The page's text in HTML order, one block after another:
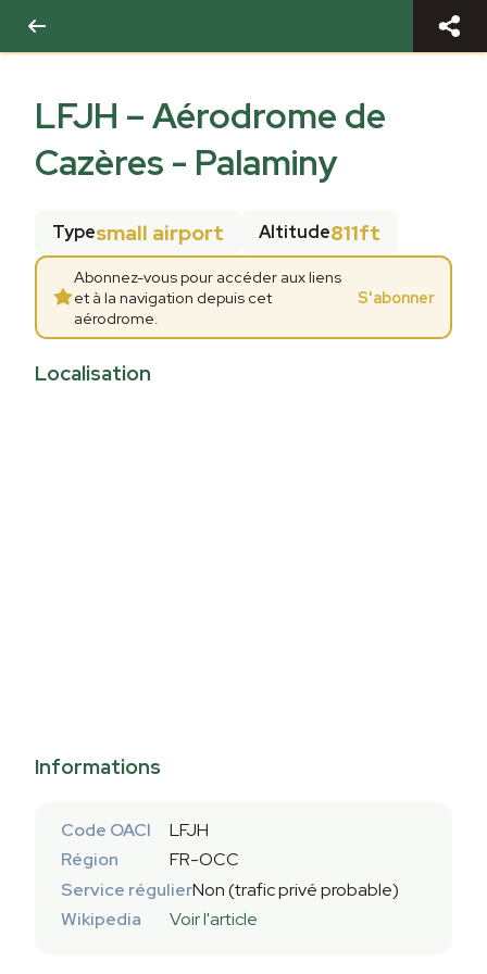
LFJH –Aérodrome de
Cazères - Palaminy
Typesmall airport Altitude811ft
Abonnez-vous pour accéder aux liens
et à la navigation depuis cet
aérodrome.
S'abonner
Localisation
Informations
Code OACI
LFJH
Région
FR-OCC
Service régulierNon (trafic privé probable)
Wikipedia
Voir l'article